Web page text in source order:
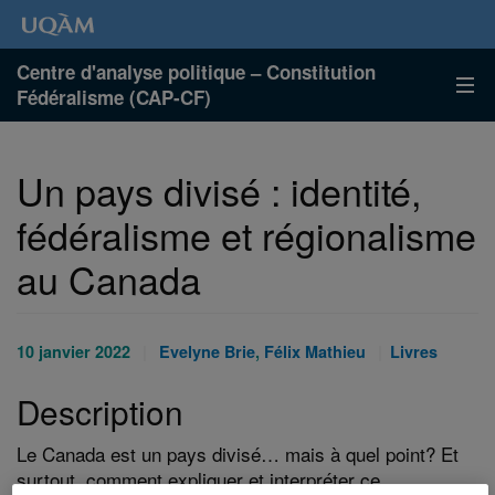
Centre d'analyse politique – Constitution
Fédéralisme (CAP-CF)
Un pays divisé : identité,
fédéralisme et régionalisme
au Canada
Publié
:
10 janvier 2022
Auteurs
Evelyne Brie, Félix Mathieu
Catégories
Livres
Description
Le Canada est un pays divisé… mais à quel point? Et
surtout, comment expliquer et interpréter ce